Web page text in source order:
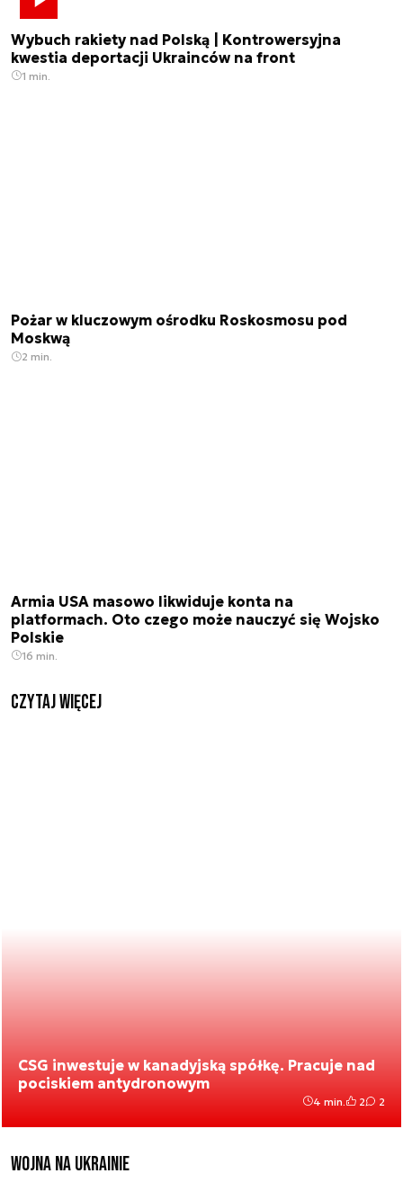
Wybuch rakiety nad Polską | Kontrowersyjna
kwestia deportacji Ukrainców na front
1 min.
Pożar w kluczowym ośrodku Roskosmosu pod
Moskwą
2 min.
Armia USA masowo likwiduje konta na
platformach. Oto czego może nauczyć się Wojsko
Polskie
16 min.
czytaj więcej
CSG inwestuje w kanadyjską spółkę. Pracuje nad
pociskiem antydronowym
4 min. 2 2
Wojna na Ukrainie